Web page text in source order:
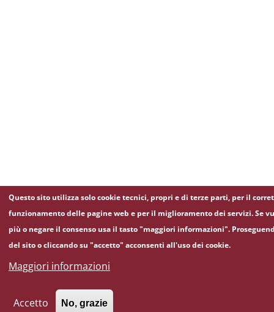
Questo sito utilizza solo cookie tecnici, propri e di terze parti, per il
funzionamento delle pagine web e per il miglioramento dei servizi. Se
più o negare il consenso usa il tasto "maggiori informazioni".
del sito o cliccando su "accetto" acconsenti all'uso dei cookie.
Maggiori informazioni
Accetto No, grazie